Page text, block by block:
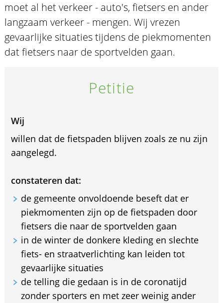
moet al het verkeer - auto's, fietsers en ander
langzaam verkeer - mengen. Wij vrezen
gevaarlijke situaties tijdens de piekmomenten
dat fietsers naar de sportvelden gaan.
Petitie
Wij
willen dat de fietspaden blijven zoals ze nu zijn
aangelegd.
constateren dat:
de gemeente onvoldoende beseft dat er
piekmomenten zijn op de fietspaden door
fietsers die naar de sportvelden gaan
in de winter de donkere kleding en slechte
fiets- en straatverlichting kan leiden tot
gevaarlijke situaties
de telling die gedaan is in de coronatijd
zonder sporters en met zeer weinig ander